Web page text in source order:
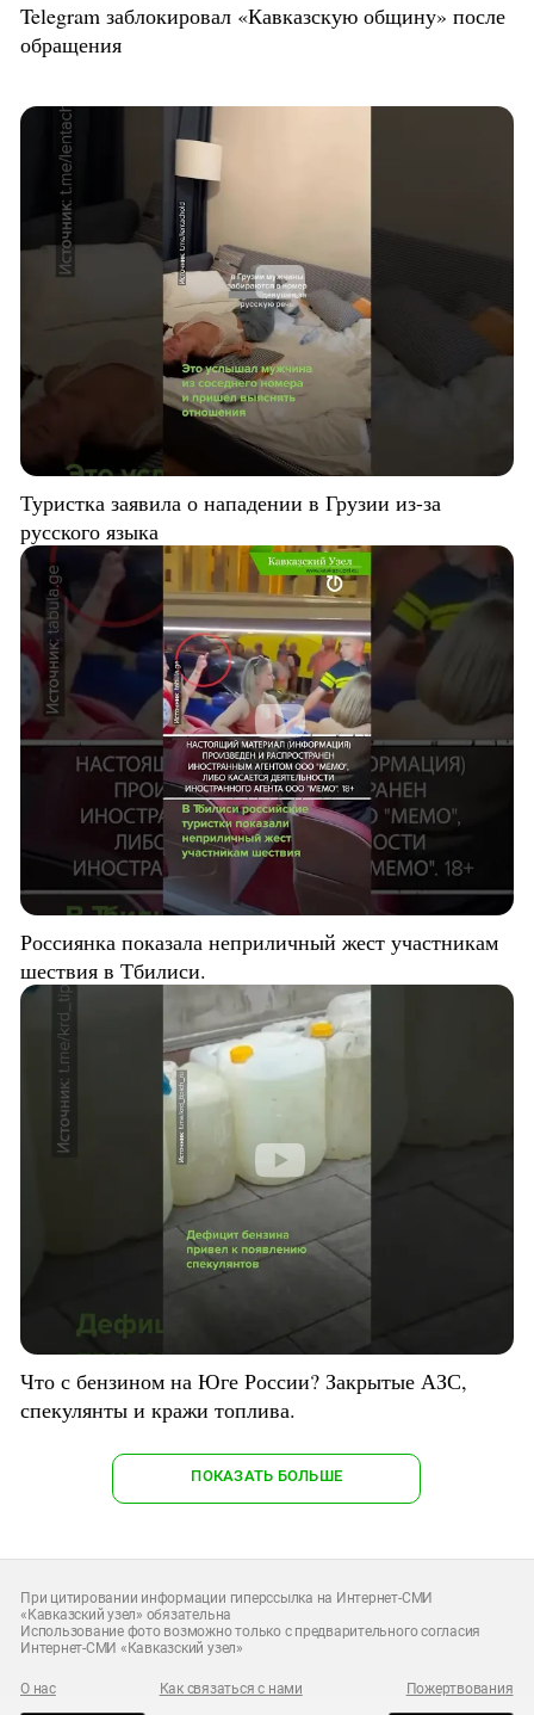
Telegram заблокировал «Кавказскую общину» после
обращения
Туристка заявила о нападении в Грузии из-за
русского языка
Россиянка показала неприличный жест участникам
шествия в Тбилиси.
Что с бензином на Юге России? Закрытые АЗС,
спекулянты и кражи топлива.
ПОКАЗАТЬ БОЛЬШЕ
При цитировании информации гиперссылка на Интернет-СМИ
«Кавказский узел» обязательна
Использование фото возможно только с предварительного согласия
Интернет-СМИ «Кавказский узел»
О нас Как связаться с нами Пожертвования